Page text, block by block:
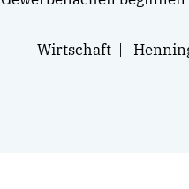
Wirtschaft|